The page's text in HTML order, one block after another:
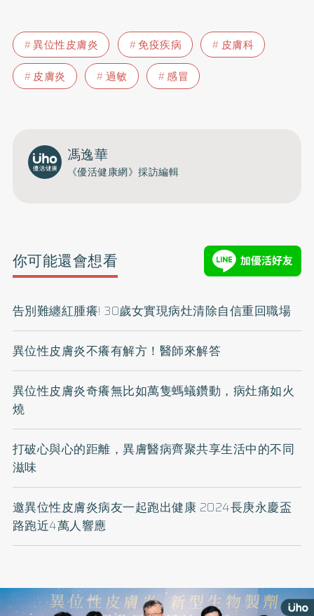
異位性皮膚炎 免疫疾病
皮膚科
皮膚炎
過敏 感冒
馮逸華
《優活健康網》採訪編輯
你可能還會想看
告別難纏紅腫癢! 30歲女實現病灶清除自信重回職場
異位性皮膚炎不癢有解方！醫師來解答
異位性皮膚炎奇癢無比如萬隻螞蟻鑽動，病灶痛如火
燒
打破心與心的距離，異膚醫病齊聚共享生活中的不同
滋味
邀異位性皮膚炎病友一起跑出健康 2024長庚永慶盃
路跑近4萬人響應